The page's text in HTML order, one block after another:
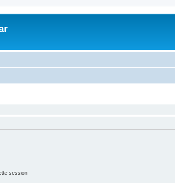
session